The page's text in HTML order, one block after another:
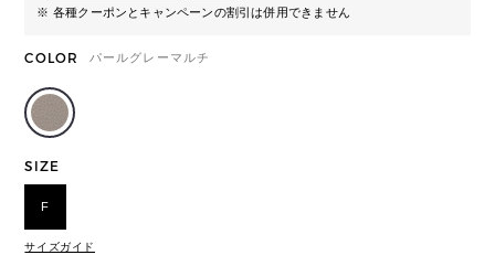
※ 各種クーポンとキャンペーンの割引は併用できません
COLOR パールグレーマルチ
SIZE
F
サイズガイド